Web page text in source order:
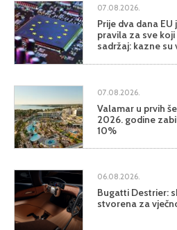
07.08.2026.
Prije dva dana
pravila za sve koji
sadržaj: kazne su
07.08.2026.
Valamar u prvih
2026. godine
10%
06.08.2026.
Bugatti Destrier:
stvorena za